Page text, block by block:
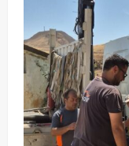
e
n
t
r